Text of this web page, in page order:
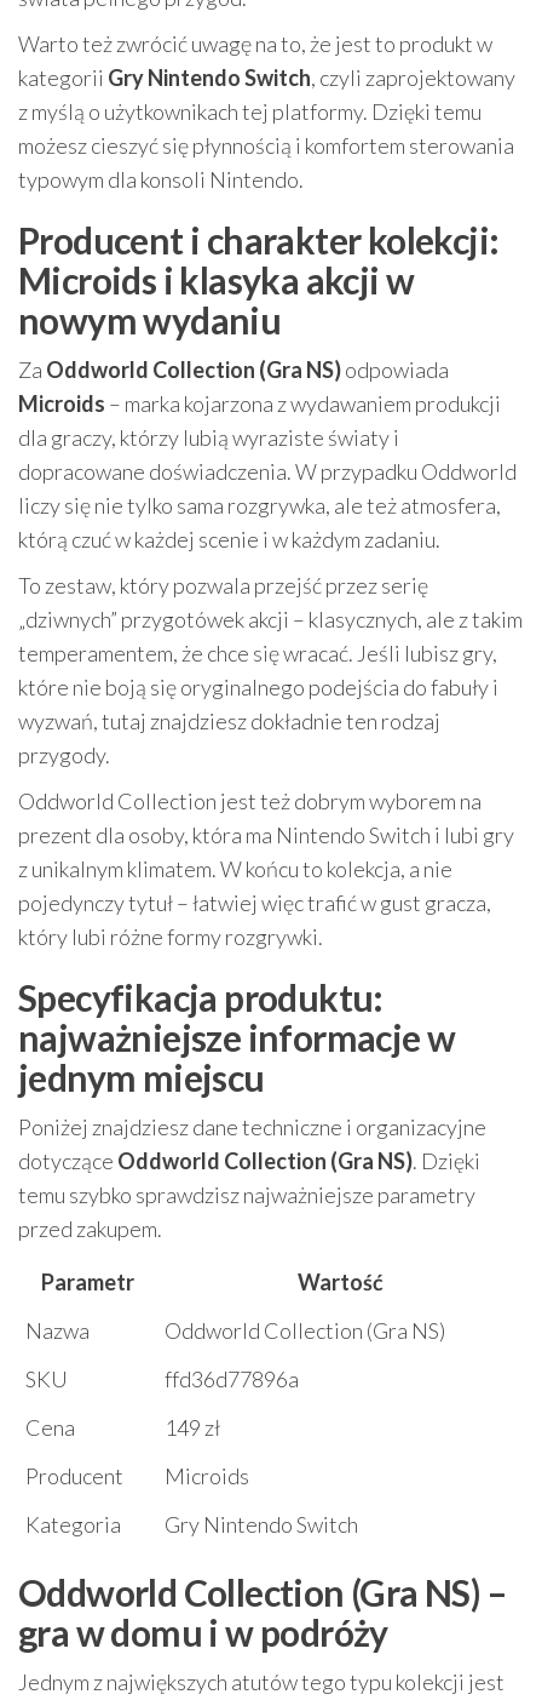
Warto też zwrócić uwagę na to, że jest to produkt w
kategorii Gry Nintendo Switch, czyli zaprojektowany
z myślą o użytkownikach tej platformy. Dzięki temu
możesz cieszyć się płynnością i komfortem sterowania
typowym dla konsoli Nintendo.
Producent i charakter kolekcji:
Microids i klasyka akcji w
nowym wydaniu
Za Oddworld Collection (Gra NS)odpowiada
Microids – marka kojarzona z wydawaniem produkcji
dla graczy, którzy lubią wyraziste światy i
dopracowane doświadczenia. W przypadku Oddworld
liczy się nie tylko sama rozgrywka, ale też atmosfera,
którą czuć w każdej scenie i w każdym zadaniu.
To zestaw, który pozwala przejść przez serię
„dziwnych” przygotówek akcji – klasycznych, ale z takim
temperamentem, że chce się wracać. Jeśli lubisz gry,
które nie boją się oryginalnego podejścia do fabuły i
wyzwań, tutaj znajdziesz dokładnie ten rodzaj
przygody.
Oddworld Collection jest też dobrym wyborem na
prezent dla osoby, która ma Nintendo Switch i lubi gry
z unikalnym klimatem. W końcu to kolekcja, a nie
pojedynczy tytuł – łatwiej więc trafić w gust gracza,
który lubi różne formy rozgrywki.
Specyfikacja produktu:
najważniejsze informacje w
jednym miejscu
Poniżej znajdziesz dane techniczne i organizacyjne
dotyczące Oddworld Collection (Gra NS). Dzięki
temu szybko sprawdzisz najważniejsze parametry
przed zakupem.
Parametr
Wartość
Nazwa
Oddworld Collection (Gra NS)
SKU
ffd36d77896a
Cena
149 zł
Producent
Microids
Kategoria
Gry Nintendo Switch
Oddworld Collection (Gra NS) –
gra w domu i w podróży
Jednym z największych atutów tego typu kolekcji jest